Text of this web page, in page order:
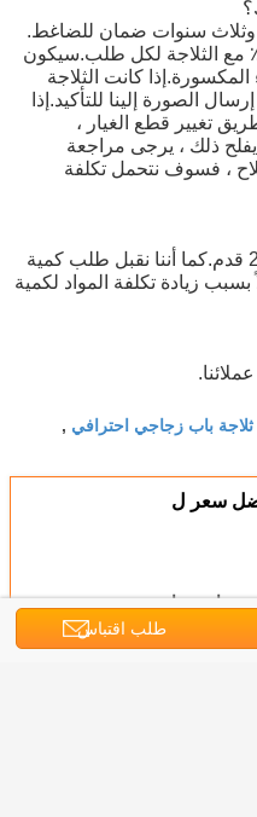
وثلاث سنوات ضمان للضاغط.
نقدم قطع غيار مجانية بنسبة 1٪ مع الثلاجة لكل طلب.سيكون
كانت الثلاجة
الصورة إلينا للتأكيد.إذا
تغيير قطع الغيار ،
ذلك ، يرجى مراجعة
، فسوف نتحمل تكلفة
موك لدينا للسعر العادي هو حاوية 20 قدم.كما أننا نقبل طلب كمية
زيادة تكلفة المواد لكمية
ثلاجة باب زجاجي احترافي ,
سعر ل
باب زجاجي
طلب اقتباس